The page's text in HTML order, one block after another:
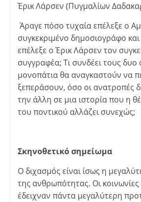
Έρικ Λάρσεν (Πυγμαλίων
Άραγε πόσο τυχαία επέλεξε ο
συγκεκριμένο δημοσιογράφο
επέλεξε ο Έρικ Λάρσεν τον
συγγραφέα; Τι συνδέει τους δυο
μονοπάτια θα αναγκαστούν να
ξεπεράσουν, όσο οι ανατροπές
την άλλη σε μια ιστορία που η
του ποντικού αλλάζει συνεχώς;
Σκηνοθετικό σημείωμα
Ο διχασμός είναι ίσως η
της ανθρωπότητας. Οι
έδειχναν πάντα μεγαλύτερη